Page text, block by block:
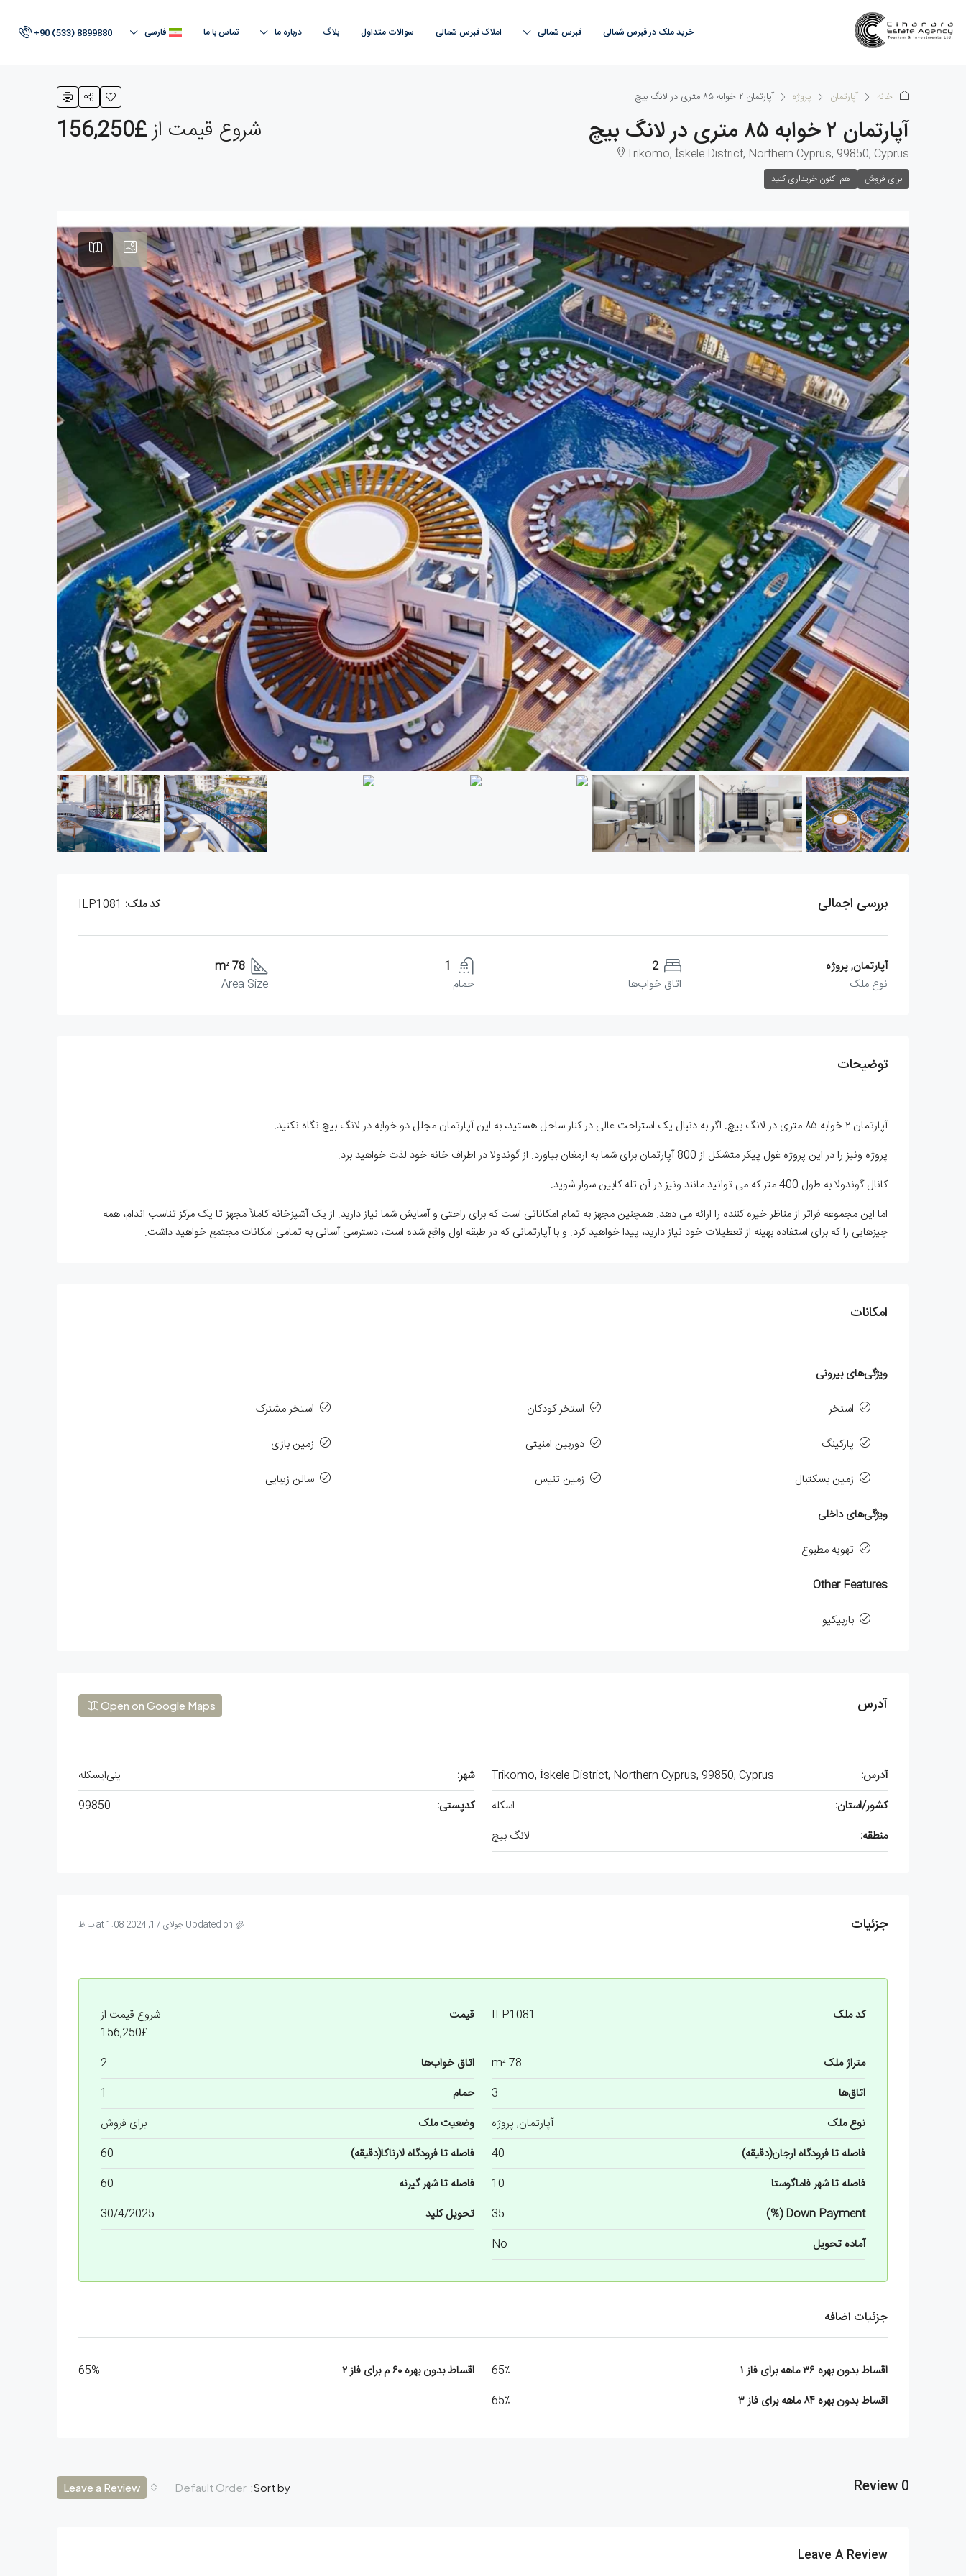
خرید ملک در قبرس شمالی قبرس‌ شمالی املاک قبرس‌ شمالی سوالات متداول بلاگ درباره ما تماس با ما فارسی +90 (533) 8899880
خانه آپارتمان پروژه آپارتمان ۲ خوابه ۸۵ متری در لانگ بیچ
آپارتمان ۲ خوابه ۸۵ متری در لانگ بیچ
Trikomo, İskele District, Northern Cyprus, 99850, Cyprus
برای فروش هم اکنون خریداری کنید
شروع قیمت از£156,250
بررسی اجمالی کد ملک:
آپارتمان, پروژه
نوع ملک
2
اتاق خواب‌ها
1
حمام
78 m²
Area Size
توضیحات
آپارتمان ۲ خوابه ۸۵ متری در لانگ بیچ. اگر به دنبال یک استراحت عالی در کنار ساحل هستید، به این آپارتمان مجلل دو خوابه در لانگ بیچ نگاه نکنید.
پروژه ونیز را در این پروژه غول پیکر متشکل از 800 آپارتمان برای شما به ارمغان بیاورد. از گوندولا در اطراف خانه خود لذت خواهید برد.
کانال گوندولا به طول 400 متر که می توانید مانند ونیز در آن تله کابین سوار شوید.
اما این مجموعه فراتر از مناظر خیره کننده را ارائه می دهد. همچنین مجهز به تمام امکاناتی است که برای راحتی و آسایش شما نیاز دارید. از یک آشپزخانه کاملاً مجهز تا یک مرکز تناسب اندام، همه
چیزهایی را که برای استفاده بهینه از تعطیلات خود نیاز دارید، پیدا خواهید کرد. و با آپارتمانی که در طبقه اول واقع شده است، دسترسی آسانی به تمامی امکانات مجتمع خواهید داشت.
امکانات
ویژگی‌های بیرونی
استخر
استخر کودکان
استخر مشترک
پارکینگ
دوربین امنیتی
زمین بازی
زمین بسکتبال
زمین تنیس
سالن زیبایی
ویژگی‌های داخلی
تهویه مطبوع
Other Features
باربیکیو
آدرس Open on Google Maps
آدرس: Trikomo, İskele District, Northern Cyprus, 99850, Cyprus شهر:
ینی‌ایسکله
کشور/استان:
اسکله کدپستی:
99850
منطقه:
لانگ بیچ
جزئیات Updated on جولای 17, 2024 at 1:08 ب.ظ
کد ملک ILP1081 قیمت
شروع قیمت از
£156,250
متراژ ملک
78 m² اتاق خواب‌ها
2
اتاق‌ها
3 حمام
1
نوع ملک
آپارتمان, پروژه وضعیت ملک
برای فروش
فاصله تا فرودگاه ارجان(دقیقه)
40 فاصله تا فرودگاه لارناکا(دقیقه)
60
فاصله تا شهر فاماگوستا
10 فاصله تا شهر گیرنه
60
Down Payment (%)
35 تحویل کلید
30/4/2025
آماده تحویل
No
جزئیات اضافه
اقساط بدون بهره ۳۶ ماهه برای فاز ۱ 65٪ اقساط بدون بهره ۶۰ م برای فاز ۲
65%
اقساط بدون بهره ۸۴ ماهه برای فاز ۳
65٪
0 Review
Sort by:
Default Order
Leave a Review
Leave A Review